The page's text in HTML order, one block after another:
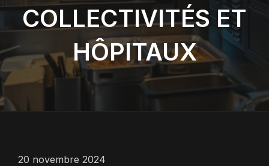
COLLECTIVITÉS ET
HÔPITAUX
20 novembre 2024